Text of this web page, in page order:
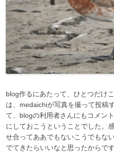
blog作るにあたって、ひとつだけ
は、medaichiが写真を撮って投稿
て、blogの利用者さんにもコメン
にしておこうということでした。
せ合ってああでもないこうでもな
でてきたらいいなと思ったからです